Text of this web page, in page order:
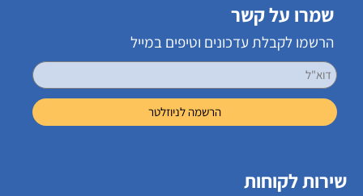
שמרו על קשר
הרשמו לקבלת עדכונים וטיפים במייל
שירות לקוחות